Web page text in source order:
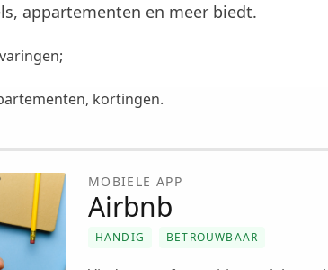
appartementen en meer biedt.
kortingen.
MOBIELE APP
Airbnb
HANDIG BETROUWBAAR